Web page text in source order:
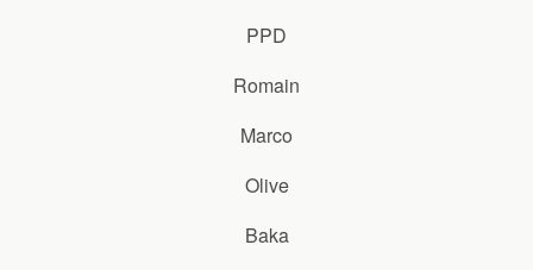
PPD
Romain
Marco
Olive
Baka